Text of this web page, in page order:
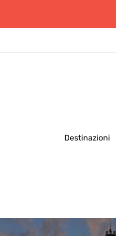
Destinazioni